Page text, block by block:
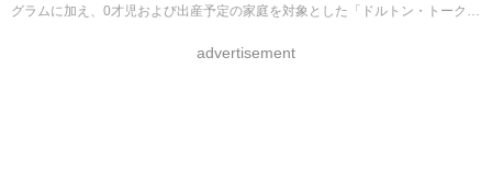
グラムに加え、0才児および出産予定の家庭を対象とした「ドルトン・トークサ
advertisement